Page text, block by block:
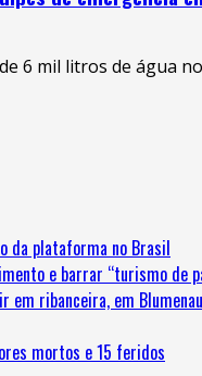
6 mil litros de água
da plataforma no Brasil
e barrar “turismo de
em ribanceira, em Blumenau
mortos e 15 feridos